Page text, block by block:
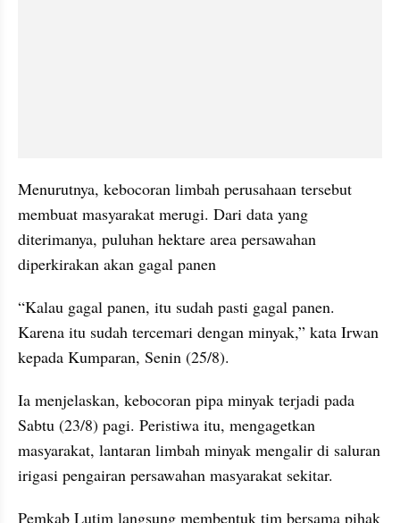
Menurutnya, kebocoran limbah perusahaan tersebut
membuat masyarakat merugi. Dari data yang
diterimanya, puluhan hektare area persawahan
diperkirakan akan gagal panen
“Kalau gagal panen, itu sudah pasti gagal panen.
Karena itu sudah tercemari dengan minyak,” kata Irwan
kepada Kumparan, Senin (25/8).
Ia menjelaskan, kebocoran pipa minyak terjadi pada
Sabtu (23/8) pagi. Peristiwa itu, mengagetkan
masyarakat, lantaran limbah minyak mengalir di saluran
irigasi pengairan persawahan masyarakat sekitar.
Pemkab Lutim langsung membentuk tim bersama pihak